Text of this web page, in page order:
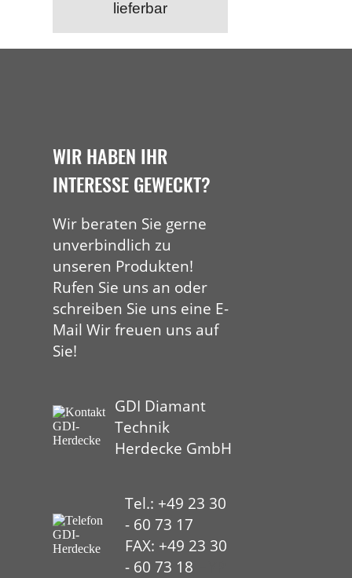
lieferbar
WIR HABEN IHR
INTERESSE GEWECKT?
Wir beraten Sie gerne
unverbindlich zu
unseren Produkten!
Rufen Sie uns an oder
schreiben Sie uns eine E-
Mail Wir freuen uns auf
Sie!
GDI Diamant
Technik
Herdecke GmbH
Tel.: +49 23 30
- 60 73 17
FAX: +49 23 30
- 60 73 18